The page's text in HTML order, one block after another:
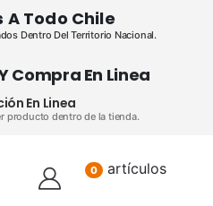
A Todo Chile
Dentro Del Territorio Nacional.
Compra En Linea
En Linea
producto dentro de la tienda.
0 artículos